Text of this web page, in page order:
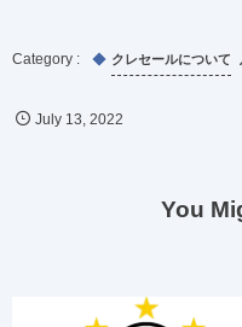
クレセールについて
July 13 ,2022
You